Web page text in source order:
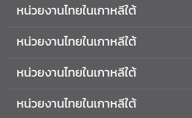
า
ก
ะ
ท
ร
ว
หน่วยงานไทยในเกาหลีใต้
หน่วยงานไทยในเกาหลีใต้
หน่วยงานไทยในเกาหลีใต้
หน่วยงานไทยในเกาหลีใต้